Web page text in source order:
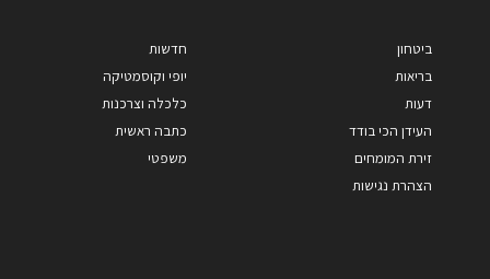
ביטחון
בריאות
דעות
העידן הכי בודד
זירת המומחים
הצהרת נגישות
חדשות
יופי וקוסמטיקה
כלכלה וצרכנות
כתבה ראשית
משפטי